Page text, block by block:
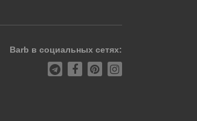
Barb в социальных сетях: